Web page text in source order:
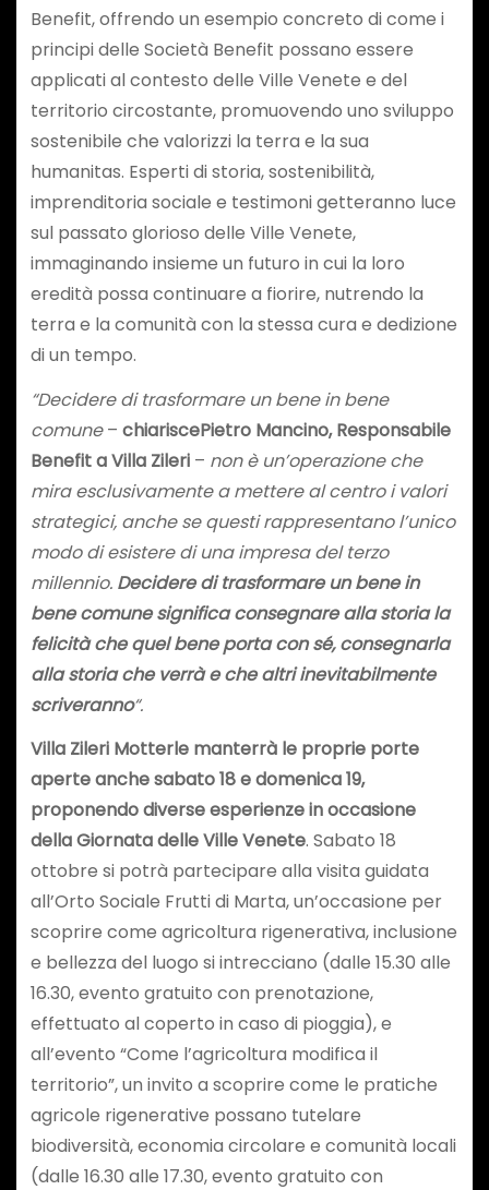
Benefit, offrendo un esempio concreto di come i
principi delle Società Benefit possano essere
applicati al contesto delle Ville Venete e del
territorio circostante, promuovendo uno sviluppo
sostenibile che valorizzi la terra e la sua
humanitas. Esperti di storia, sostenibilità,
imprenditoria sociale e testimoni getteranno luce
sul passato glorioso delle Ville Venete,
immaginando insieme un futuro in cui la loro
eredità possa continuare a fiorire, nutrendo la
terra e la comunità con la stessa cura e dedizione
di un tempo.
“Decidere di trasformare un bene in bene
comune– chiariscePietro Mancino, Responsabile
Benefit a Villa Zileri– non è un’operazione che
mira esclusivamente a mettere al centro i valori
strategici, anche se questi rappresentano l’unico
modo di esistere di una impresa del terzo
millennio. Decidere di trasformare un bene in
bene comune significa consegnare alla storia la
felicità che quel bene porta con sé, consegnarla
alla storia che verrà e che altri inevitabilmente
scriveranno“.
Villa Zileri Motterle manterrà le proprie porte
aperte anche sabato 18 e domenica 19,
proponendo diverse esperienze in occasione
della Giornata delle Ville Venete. Sabato 18
ottobre si potrà partecipare alla visita guidata
all’Orto Sociale Frutti di Marta, un’occasione per
scoprire come agricoltura rigenerativa, inclusione
e bellezza del luogo si intrecciano (dalle 15.30 alle
16.30, evento gratuito con prenotazione,
effettuato al coperto in caso di pioggia), e
all’evento “Come l’agricoltura modifica il
territorio”, un invito a scoprire come le pratiche
agricole rigenerative possano tutelare
biodiversità, economia circolare e comunità locali
(dalle 16.30 alle 17.30, evento gratuito con